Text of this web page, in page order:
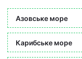
Азовське море
Карибське море